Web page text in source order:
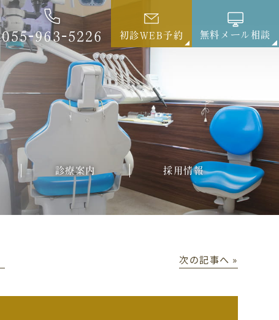
055-963-5226 初診WEB予約 無料メール相談
診療案内 採用情報
次の記事へ »